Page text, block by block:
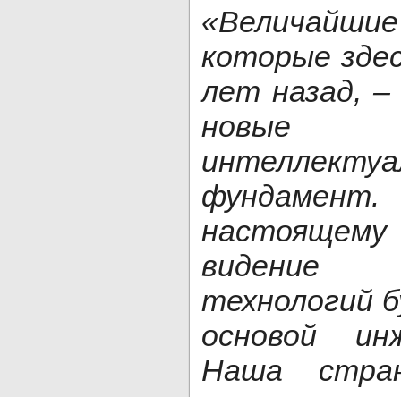
которые
лет назад,
новые
видение
технологий
основой
Наша